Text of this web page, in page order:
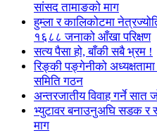
सांसद तामाङको माग
हुम्ला र कालिकोटमा
१६८८ जनाको आँखा परिक्षण
सत्य पैसा हो, बाँकी सबै भ्रम !
रिङ्की पङ्गेनीको
समिति गठन
अन्तरजातीय विवाह गर्ने सात
भ्युटावर बनाउनुअघि सडक र
माग